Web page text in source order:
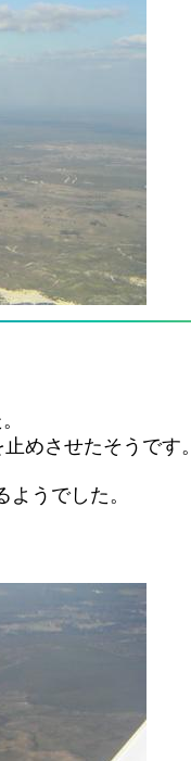
めさせたそうです。
うでした。